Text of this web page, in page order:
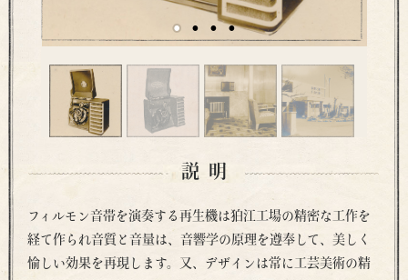
説明
フィルモン音帯を演奏する再生機は狛江工場の精密な工作を
経て作られ音質と音量は、音響学の原理を遵奉して、美しく
愉しい効果を再現します。又、デザインは常に工芸美術の精